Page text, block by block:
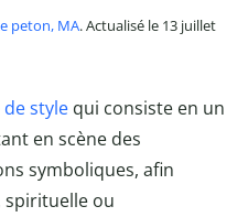
peton, MA. Actualisé le 13 juillet
style qui consiste en un
en scène des
symboliques, afin
spirituelle ou